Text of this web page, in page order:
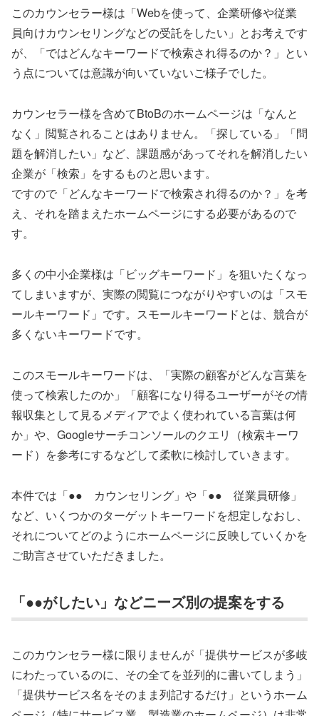
このカウンセラー様は「Webを使って、企業研修や従業
員向けカウンセリングなどの受託をしたい」とお考えです
が、「ではどんなキーワードで検索され得るのか？」とい
う点については意識が向いていないご様子でした。
カウンセラー様を含めてBtoBのホームページは「なんと
なく」閲覧されることはありません。「探している」「問
題を解消したい」など、課題感があってそれを解消したい
企業が「検索」をするものと思います。
ですので「どんなキーワードで検索され得るのか？」を考
え、それを踏まえたホームページにする必要があるので
す。
多くの中小企業様は「ビッグキーワード」を狙いたくなっ
てしまいますが、実際の閲覧につながりやすいのは「スモ
ールキーワード」です。スモールキーワードとは、競合が
多くないキーワードです。
このスモールキーワードは、「実際の顧客がどんな言葉を
使って検索したのか」「顧客になり得るユーザーがその情
報収集として見るメディアでよく使われている言葉は何
か」や、Googleサーチコンソールのクエリ（検索キーワ
ード）を参考にするなどして柔軟に検討していきます。
本件では「●● カウンセリング」や「●● 従業員研修」
など、いくつかのターゲットキーワードを想定しなおし、
それについてどのようにホームページに反映していくかを
ご助言させていただきました。
「●●がしたい」などニーズ別の提案をする
このカウンセラー様に限りませんが「提供サービスが多岐
にわたっているのに、その全てを並列的に書いてしまう」
「提供サービス名をそのまま列記するだけ」というホーム